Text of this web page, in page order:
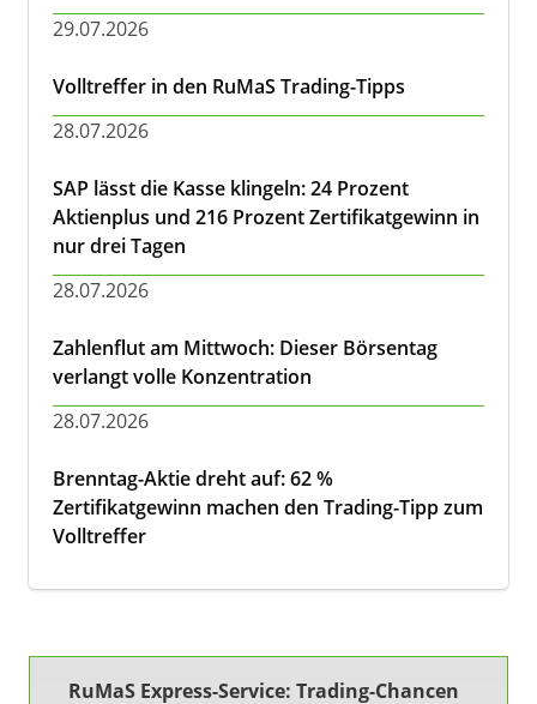
29.07.2026
Volltreffer in den RuMaS Trading-Tipps
28.07.2026
SAP lässt die Kasse klingeln: 24 Prozent
Aktienplus und 216 Prozent Zertifikatgewinn in
nur drei Tagen
28.07.2026
Zahlenflut am Mittwoch: Dieser Börsentag
verlangt volle Konzentration
28.07.2026
Brenntag-Aktie dreht auf: 62 %
Zertifikatgewinn machen den Trading-Tipp zum
Volltreffer
RuMaS Express-Service: Trading-Chancen